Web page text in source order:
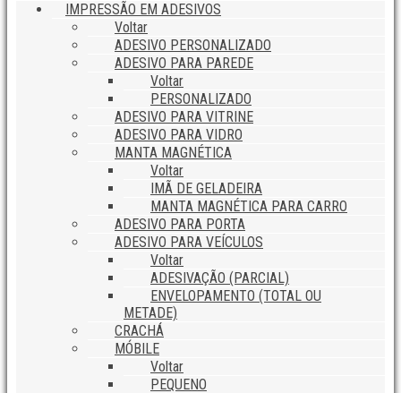
IMPRESSÃO EM ADESIVOS
Voltar
ADESIVO PERSONALIZADO
ADESIVO PARA PAREDE
Voltar
PERSONALIZADO
ADESIVO PARA VITRINE
ADESIVO PARA VIDRO
MANTA MAGNÉTICA
Voltar
IMÃ DE GELADEIRA
MANTA MAGNÉTICA PARA CARRO
ADESIVO PARA PORTA
ADESIVO PARA VEÍCULOS
Voltar
ADESIVAÇÃO (PARCIAL)
ENVELOPAMENTO (TOTAL OU
METADE)
CRACHÁ
MÓBILE
Voltar
PEQUENO